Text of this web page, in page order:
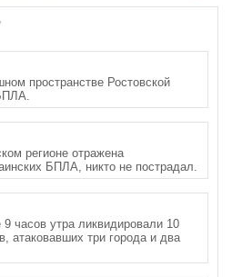
пространстве Ростовской
регионе отражена
БПЛА, никто не пострадал.
часов утра ликвидировали 10
атаковавших три города и два